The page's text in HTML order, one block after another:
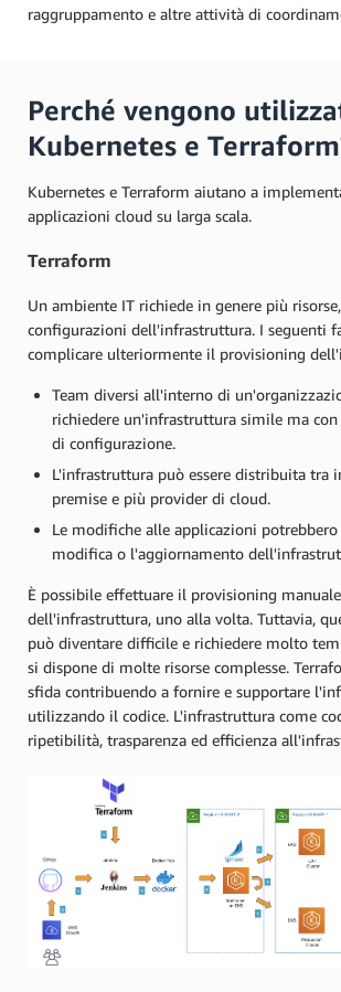
raggruppamento e altre attività di
Perché vengono
Kubernetes e
Kubernetes e Terraform aiutano a
applicazioni cloud su larga scala.
Terraform
Un ambiente IT richiede in genere più
configurazioni dell'infrastruttura. I seguenti
complicare ulteriormente il provisioning
Team diversi all'interno di
richiedere un'infrastruttura simile ma
di configurazione.
L'infrastruttura può essere distribuita tra
premise e più provider di cloud.
Le modifiche alle applicazioni
modifica o l'aggiornamento
È possibile effettuare il provisioning
dell'infrastruttura, uno alla volta. Tuttavia,
può diventare difficile e richiedere molto
si dispone di molte risorse complesse.
sfida contribuendo a fornire e supportare
utilizzando il codice. L'infrastruttura come
ripetibilità, trasparenza ed efficienza